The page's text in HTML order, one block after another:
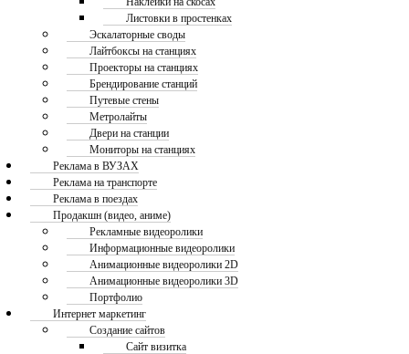
Листовки в простенках
Эскалаторные своды
Лайтбоксы на станциях
Проекторы на станциях
Брендирование станций
Путевые стены
Метролайты
Двери на станции
Мониторы на станциях
Реклама в ВУЗАХ
Реклама на транспорте
Реклама в поездах
Продакшн (видео, аниме)
Рекламные видеоролики
Информационные видеоролики
Анимационные видеоролики 2D
Анимационные видеоролики 3D
Портфолио
Интернет маркетинг
Создание сайтов
Сайт визитка